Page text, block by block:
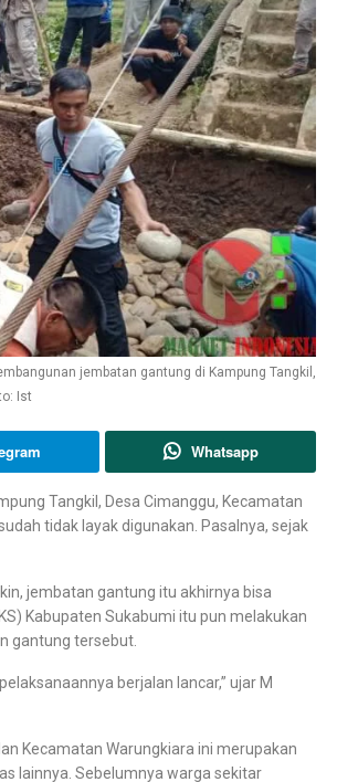
jembatan gantung di Kampung Tangkil,
Ist
Whatsapp
Tangkil, Desa Cimanggu, Kecamatan
tidak layak digunakan. Pasalnya, sejak
jembatan gantung itu akhirnya bisa
Kabupaten Sukabumi itu pun melakukan
gantung tersebut.
berjalan lancar,” ujar M
Kecamatan Warungkiara ini merupakan
lainnya. Sebelumnya warga sekitar